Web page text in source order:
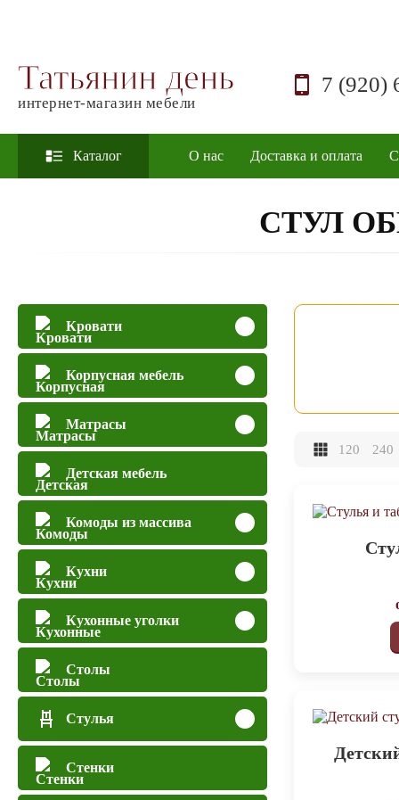
Татьянин день
интернет-магазин мебели
7 (920)
Каталог О нас Доставка и оплата
СТУЛ
Кровати
Корпусная мебель
Матрасы
Детская мебель
Комоды из массива
Кухни
Кухонные уголки
Столы
Стулья
Стенки
120 240